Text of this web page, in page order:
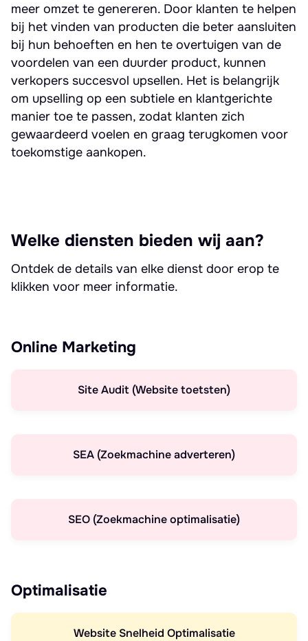
meer omzet te genereren. Door klanten te helpen
bij het vinden van producten die beter aansluiten
bij hun behoeften en hen te overtuigen van de
voordelen van een duurder product, kunnen
verkopers succesvol upsellen. Het is belangrijk
om upselling op een subtiele en klantgerichte
manier toe te passen, zodat klanten zich
gewaardeerd voelen en graag terugkomen voor
toekomstige aankopen.
Welke diensten bieden wij aan?
Ontdek de details van elke dienst door erop te
klikken voor meer informatie.
Online Marketing
Site Audit (Website toetsten)
SEA (Zoekmachine adverteren)
SEO (Zoekmachine optimalisatie)
Optimalisatie
Website Snelheid Optimalisatie